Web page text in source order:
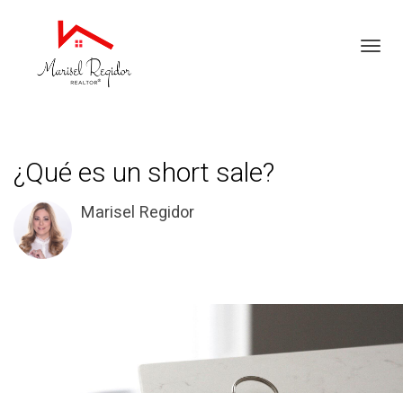
¿Qué es un short sale?
Marisel Regidor